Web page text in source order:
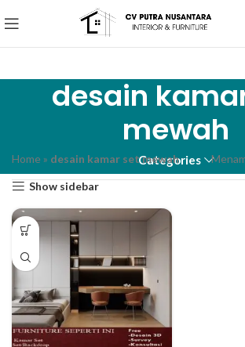
desain
mewah
Categories
Home» desain kamar set mewah
Show sidebar